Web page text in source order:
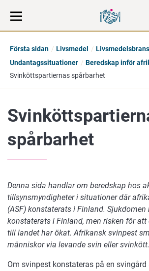
direkt
till
på
hela
Första sidan Livsmedel
Undantagssituationer
Beredskap inför
Svinköttspartiernas spårbarhet
spårbarhet
Denna sida handlar om beredskap hos
tillsynsmyndigheter i situationer där
(ASF) konstaterats i Finland. Sjukdomen
konstaterats i Finland, men risken för
till landet har ökat. Afrikansk svinpest
människor via levande svin eller svinkött.
Om svinpest konstateras på en svingård